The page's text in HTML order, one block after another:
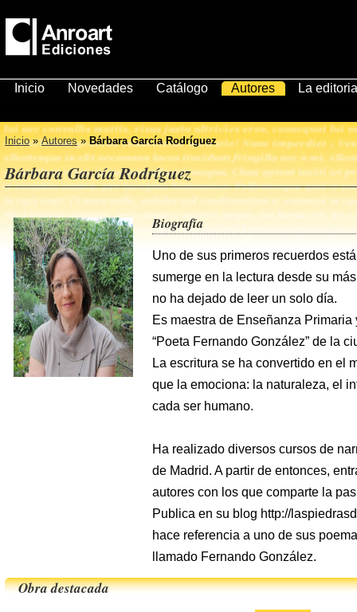
Inicio Novedades Catálogo Autores La
Inicio»Autores»Bárbara García Rodríguez
Bárbara García Rodríguez
Biografía
Uno de sus primeros recuerdos
sumerge en la lectura desde su
no ha dejado de leer un solo día.
Es maestra de Enseñanza
“Poeta Fernando González” de la
La escritura se ha convertido en el
que la emociona: la naturaleza, el
cada ser humano.
Ha realizado diversos cursos de
de Madrid. A partir de entonces,
autores con los que comparte la
Publica en su blog http://
hace referencia a uno de sus
llamado Fernando González.
Obra destacada